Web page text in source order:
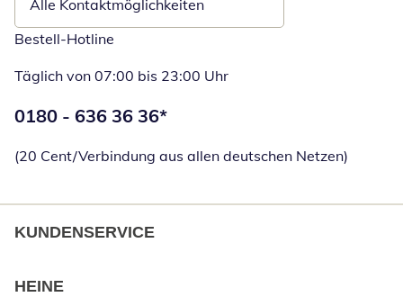
Alle Kontaktmöglichkeiten
Bestell-Hotline
Täglich von 07:00 bis 23:00 Uhr
Telefonnummer:
0180 - 636 36 36*
(20 Cent/Verbindung aus allen deutschen Netzen)
KUNDENSERVICE
HEINE